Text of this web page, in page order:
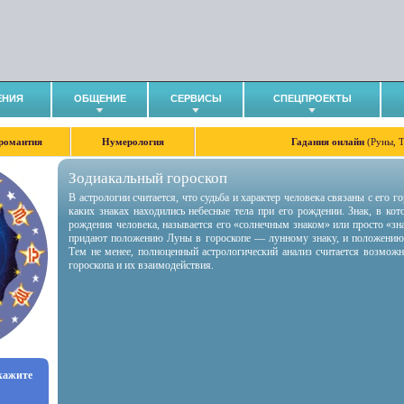
ОБЩЕНИЕ СЕРВИСЫ СПЕЦПРОЕКТЫ
Нумерология Гадания онлайн (Руны,
Зодиакальный гороскоп
В астрологии считается, что судьба и характер человека связаны с его
каких знаках находились небесные тела при его рождении. Знак, в
рождения человека, называется его «солнечным знаком» или просто
придают положению Луны в гороскопе — лунному знаку, и
Тем не менее, полноценный астрологический анализ считается
гороскопа и их взаимодействия.